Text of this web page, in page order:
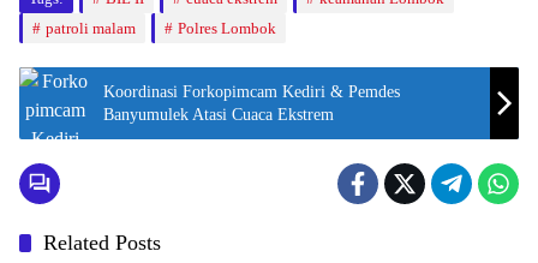
patroli malam
Polres Lombok
Koordinasi Forkopimcam Kediri & Pemdes
Banyumulek Atasi Cuaca Ekstrem
Related Posts